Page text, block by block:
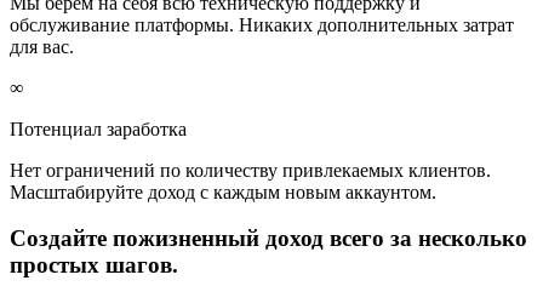
обслуживание платформы. Никаких дополнительных затрат
для вас.
∞
Потенциал заработка
Нет ограничений по количеству привлекаемых клиентов.
Масштабируйте доход с каждым новым аккаунтом.
Создайте пожизненный доход всего за несколько
простых шагов.